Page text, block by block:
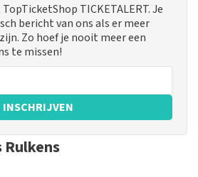
TICKETALERT. Je
bericht van ons als er meer
Zo hoef je nooit meer een
te missen!
INSCHRIJVEN
Rulkens